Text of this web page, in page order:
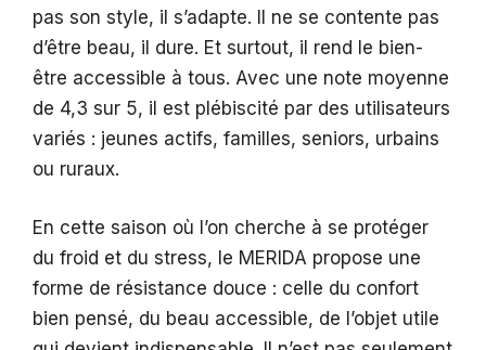
pas son style, il s’adapte. Il ne se contente pas
d’être beau, il dure. Et surtout, il rend le bien-
être accessible à tous. Avec une note moyenne
de 4,3 sur 5, il est plébiscité par des utilisateurs
variés : jeunes actifs, familles, seniors, urbains
ou ruraux.
En cette saison où l’on cherche à se protéger
du froid et du stress, le MERIDA propose une
forme de résistance douce : celle du confort
bien pensé, du beau accessible, de l’objet utile